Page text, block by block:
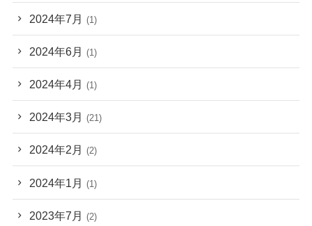
2024年7月 (1)
2024年6月 (1)
2024年4月 (1)
2024年3月 (21)
2024年2月 (2)
2024年1月 (1)
2023年7月 (2)